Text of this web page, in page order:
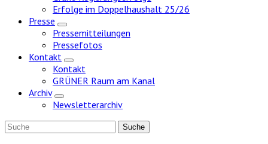
Erfolge im Doppelhaushalt 25/26
Presse
Zeige
Untermenü
Pressemitteilungen
Pressefotos
Kontakt
Zeige
Untermenü
Kontakt
GRÜNER Raum am Kanal
Archiv
Zeige
Untermenü
Newsletterarchiv